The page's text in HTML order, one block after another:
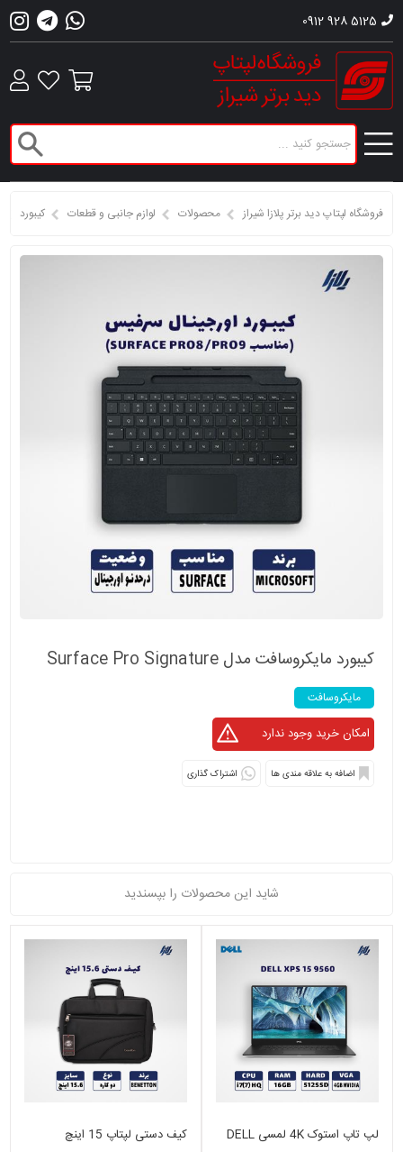
0912 928 5125
فروشگاه لپتاپ دید برتر پلازا شیراز محصولات لوازم جانبی و قطعات کیبورد
کیبورد مایکروسافت مدل Surface Pro Signature
مایکروسافت
اشتراک گذاری
شاید این محصولات را بپسندید
لپ تاپ استوک 4K لمسی DELL
کیف دستی لپتاپ 15 اینچ